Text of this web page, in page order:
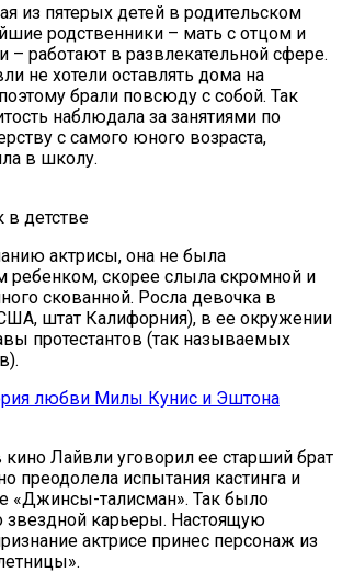
из пятерых детей в родительском
родственники – мать с отцом и
– работают в развлекательной сфере.
не хотели оставлять дома на
брали повсюду с собой. Так
наблюдала за занятиями по
с самого юного возраста,
в школу.
в детстве
актрисы, она не была
скорее слыла скромной и
скованной. Росла девочка в
штат Калифорния), в ее окружении
протестантов (так называемых
любви Милы Кунис и Эштона
кино Лайвли уговорил ее старший брат
преодолела испытания кастинга и
«Джинсы-талисман». Так было
звездной карьеры. Настоящую
актрисе принес персонаж из